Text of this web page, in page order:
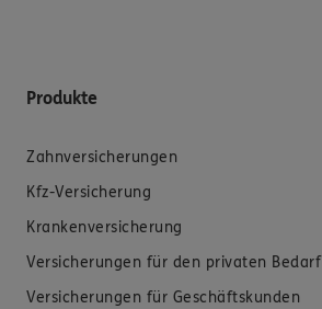
Produkte
Zahnversicherungen
Kfz-Versicherung
Krankenversicherung
Versicherungen für den privaten Bedarf
Versicherungen für Geschäftskunden